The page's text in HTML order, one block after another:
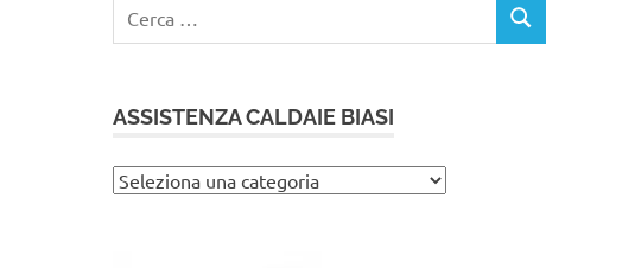
per:
CERCA
ASSISTENZA CALDAIE BIASI
Assistenza